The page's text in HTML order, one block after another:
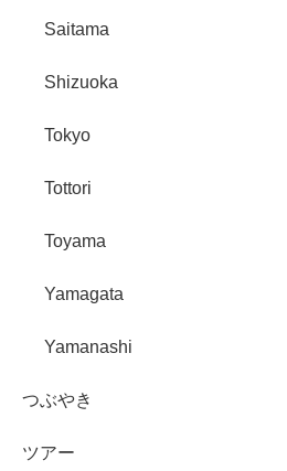
Saitama
Shizuoka
Tokyo
Tottori
Toyama
Yamagata
Yamanashi
つぶやき
ツアー